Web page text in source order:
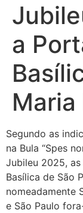
a
Segundo as
na Bula “Spes
Jubileu 2025,
Basílica de São
nomeadamente
e São Paulo